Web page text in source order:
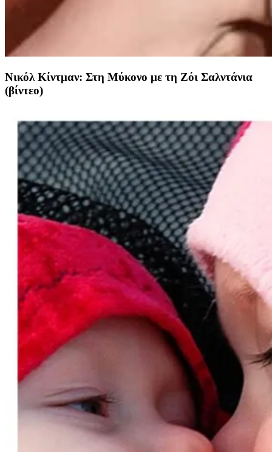
Νικόλ Κίντμαν: Στη Μύκονο με τη Ζόι Σαλντάνια
(βίντεο)